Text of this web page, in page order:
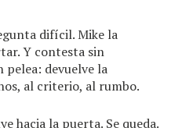
difícil. Mike la
Y contesta sin
devuelve la
al criterio, al rumbo.
hacia la puerta. Se queda.